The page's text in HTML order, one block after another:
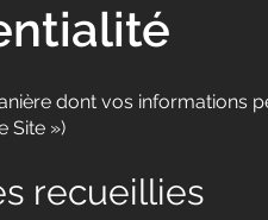
dont vos informations
Site »)
recueillies